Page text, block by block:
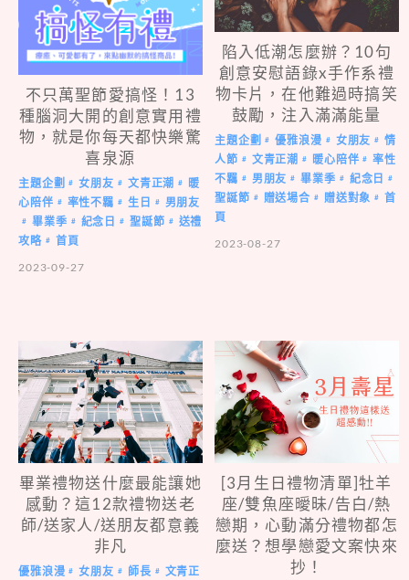
不只萬聖節愛搞怪！13
種腦洞大開的創意實用禮
物，就是你每天都快樂驚
喜泉源
主題企劃 # 女朋友 # 文青正潮 #
暖
心陪伴 # 率性不羈 # 生日 # 男朋友
# 畢業季 # 紀念日 # 聖誕節 #
送禮
攻略 #
首頁
2023-09-27
陷入低潮怎麼辦？10句
創意安慰語錄x手作系禮
物卡片，在他難過時搞笑
鼓勵，注入滿滿能量
主題企劃 # 優雅浪漫 # 女朋友 #
情
人節 # 文青正潮 # 暖心陪伴 #
率性
不羈 # 男朋友 # 畢業季 # 紀念日 #
聖誕節 # 贈送場合 # 贈送對象 #
首
頁
2023-08-27
畢業禮物送什麼最能讓她
感動？這12款禮物送老
師/送家人/送朋友都意義
非凡
優雅浪漫 # 女朋友 # 師長 #
文青正
[3月生日禮物清單]牡羊
座/雙魚座曖昧/告白/熱
戀期，心動滿分禮物都怎
麼送？想學戀愛文案快來
抄！